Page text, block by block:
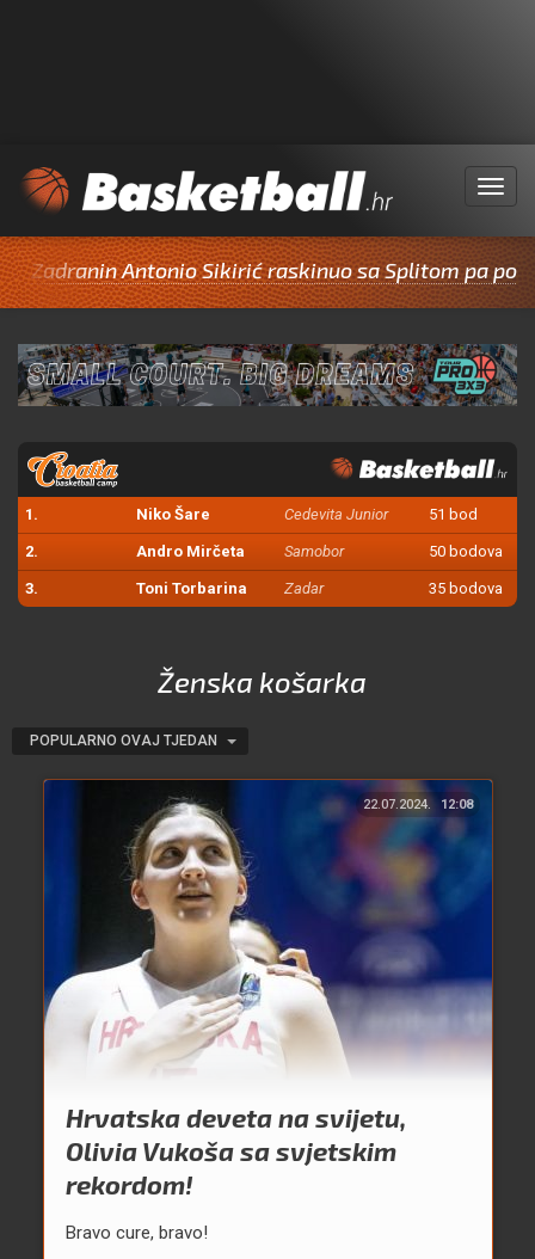
Menu
Antonio Sikirić raskinuo sa Splitom pa potpisao za
1. Niko Šare Cedevita Junior 51 bod
2. Andro Mirčeta Samobor 50 bodova
3. Toni Torbarina Zadar 35 bodova
Ženska košarka
POPULARNO OVAJ TJEDAN
22.07.2024. 12:08
Hrvatska deveta na svijetu,
Olivia Vukoša sa svjetskim
rekordom!
Bravo cure, bravo!